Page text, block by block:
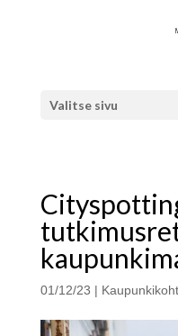
Valitse sivu
01/12/23 |